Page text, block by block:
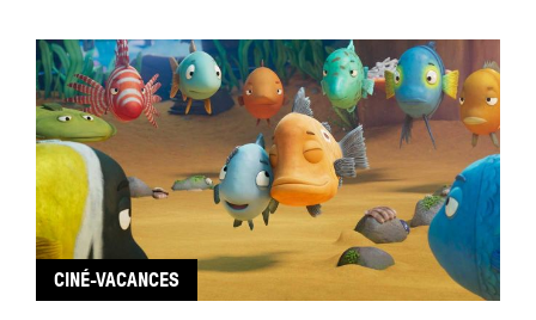
CINÉ-VACANCES